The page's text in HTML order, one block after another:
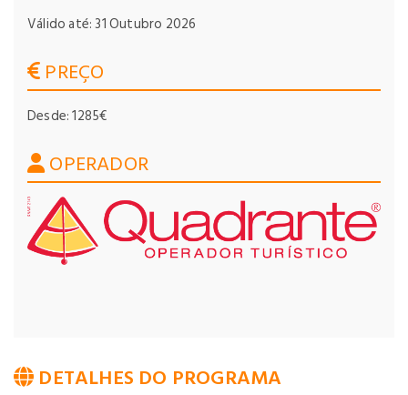
Válido até: 31 Outubro 2026
PREÇO
Desde: 1285€
OPERADOR
DETALHES DO PROGRAMA